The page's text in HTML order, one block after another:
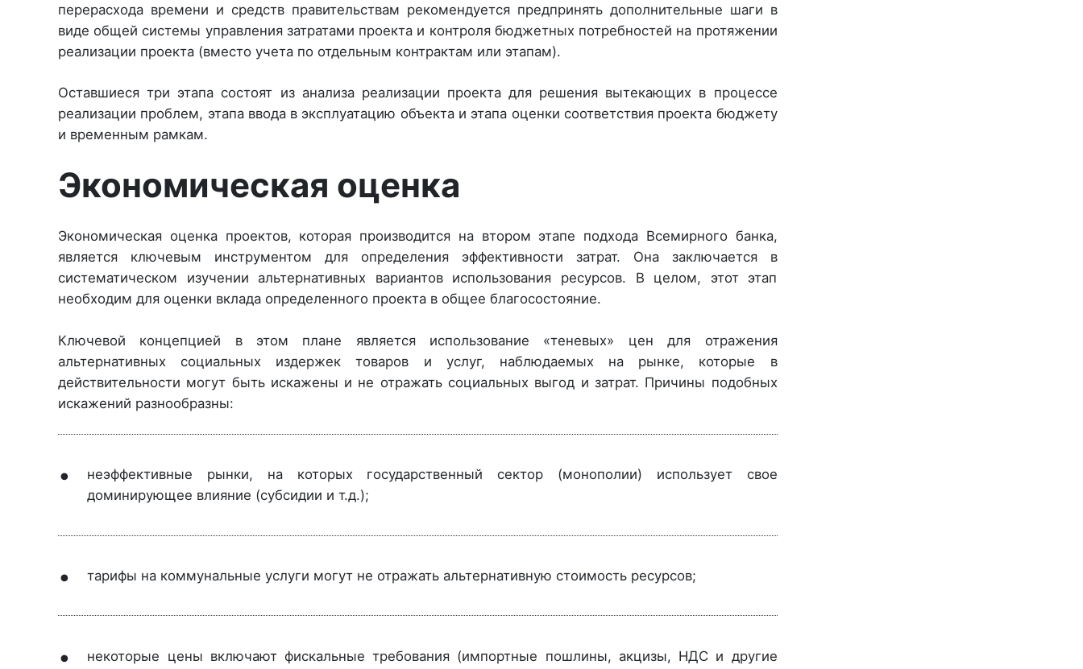
перерасхода времени и средств правительствам рекомендуется предпринять дополнительные шаги в
виде общей системы управления затратами проекта и контроля бюджетных потребностей на протяжении
реализации проекта (вместо учета по отдельным контрактам или этапам).
Оставшиеся три этапа состоят из анализа реализации проекта для решения вытекающих в процессе
реализации проблем, этапа ввода в эксплуатацию объекта и этапа оценки соответствия проекта бюджету
и временным рамкам.
Экономическая оценка
Экономическая оценка проектов, которая производится на втором этапе подхода Всемирного банка,
является ключевым инструментом для определения эффективности затрат. Она заключается в
систематическом изучении альтернативных вариантов использования ресурсов. В целом, этот этап
необходим для оценки вклада определенного проекта в общее благосостояние.
Ключевой концепцией в этом плане является использование «теневых» цен для отражения
альтернативных социальных издержек товаров и услуг, наблюдаемых на рынке, которые в
действительности могут быть искажены и не отражать социальных выгод и затрат. Причины подобных
искажений разнообразны:
неэффективные рынки, на которых государственный сектор (монополии) использует свое
доминирующее влияние (субсидии и т.д.);
тарифы на коммунальные услуги могут не отражать альтернативную стоимость ресурсов;
некоторые цены включают фискальные требования (импортные пошлины, акцизы, НДС и другие